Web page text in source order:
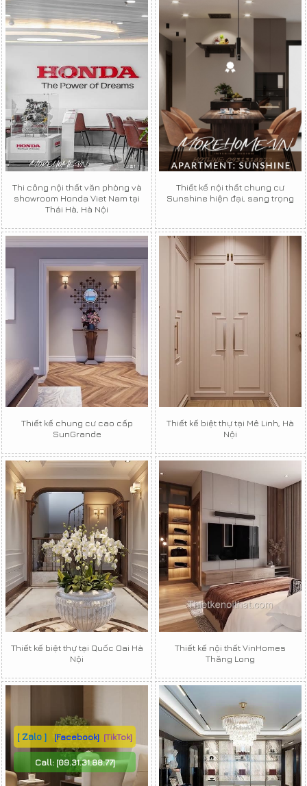
Thi công nội thất văn phòng và
showroom Honda Viet Nam tại
Thái Hà, Hà Nội
Thiết kế nội thất chung cư
Sunshine hiện đại, sang trọng
Thiết kế chung cư cao cấp
SunGrande
Thiết kế biệt thự tại Mê Linh, Hà
Nội
Thiết kế biệt thự tại Quốc Oai Hà
Nội
Thiết kế nội thất VinHomes
Thăng Long
[ Zalo ] [Facebook] [TikTok]
Call: [09.31.31.88.77]